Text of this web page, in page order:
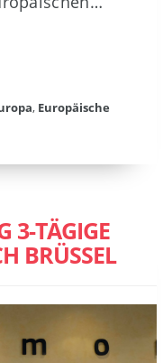
, Europäische
3-TÄGIGE
BRÜSSEL